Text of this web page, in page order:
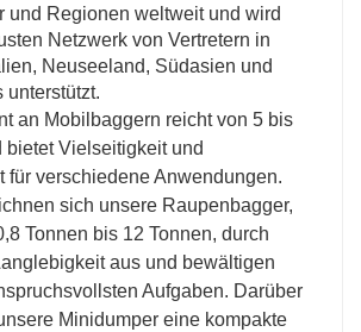
und Regionen weltweit und wird
Netzwerk von Vertretern in
Neuseeland, Südasien und
unterstützt.
an Mobilbaggern reicht von 5 bis
bietet Vielseitigkeit und
für verschiedene Anwendungen.
sich unsere Raupenbagger,
Tonnen bis 12 Tonnen, durch
aus und bewältigen
Aufgaben. Darüber
Minidumper eine kompakte